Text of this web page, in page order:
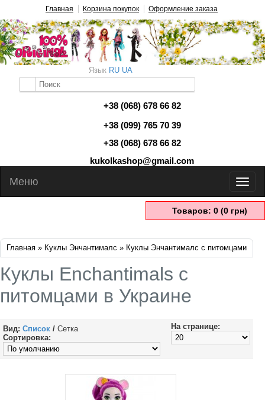
Главная Корзина покупок Оформление заказа
Язык RU UA
Товаров: 0 (0 грн)
+38 (068) 678 66 82
+38 (099) 765 70 39
+38 (068) 678 66 82
kukolkashop@gmail.com
Меню
Главная » Куклы Энчантималс » Куклы Энчантималс с питомцами
Куклы Enchantimals с
питомцами в Украине
Вид: Список / Сетка
На странице:
Сортировка: